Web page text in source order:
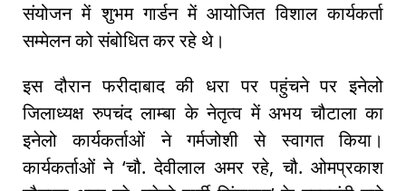
संयोजन में शुभम गार्डन में आयोजित विशाल कार्यकर्ता
सम्मेलन को संबोधित कर रहे थे।
इस दौरान फरीदाबाद की धरा पर पहुंचने पर इनेलो
जिलाध्यक्ष रुपचंद लाम्बा के नेतृत्व में अभय चौटाला का
इनेलो कार्यकर्ताओं ने गर्मजोशी से स्वागत किया।
कार्यकर्ताओं ने ‘चौ. देवीलाल अमर रहे, चौ. ओमप्रकाश